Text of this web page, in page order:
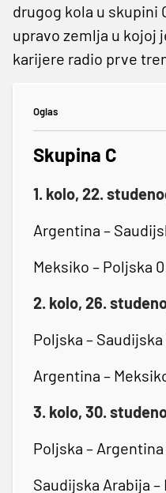
drugog kola u skupini
upravo zemlja u kojoj
karijere radio prve
Oglas
Skupina C
1. kolo, 22.
Argentina –
Meksiko – Poljska
2. kolo, 26.
Poljska –
Argentina –
3. kolo, 30.
Poljska –
Saudijska Arabija –